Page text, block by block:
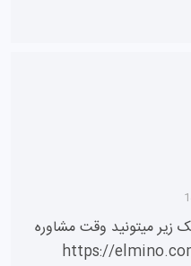
زیر میتونید وقت مشاوره